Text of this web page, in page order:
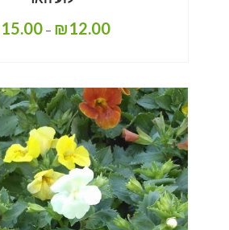
₪12.00
–
15.00